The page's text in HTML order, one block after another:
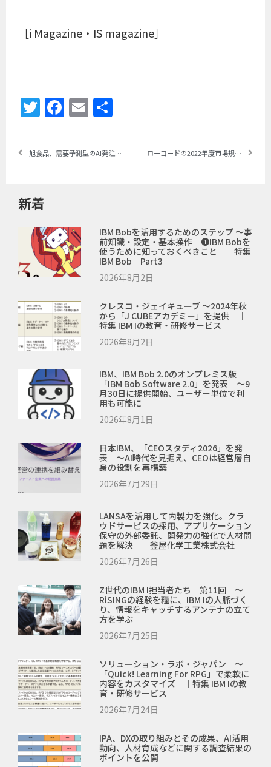
［i Magazine・IS magazine］
Twitter
Facebook
Email
旭食品、需要予測型のAI発注システムを導入し、作業時間を1/8、欠品を約4割、返品を最大約3割削減 ～日立が構築・導入を支援 ローコードの2022年度市場規模は2200億円 ～デロイトトーマツ ミック経済研究所が予測、2025年度までの年平均15％で成長、aPaaSソリューションが牽引
新着
IBM Bobを活用するためのステップ ～事
前知識・設定・基本操作 ❶IBM Bobを
使うために知っておくべきこと ｜特集
IBM Bob Part3
2026年8月2日
クレスコ・ジェイキューブ ～2024年秋
から「J CUBEアカデミー」を提供 ｜
特集 IBM Iの教育・研修サービス
2026年8月2日
IBM、IBM Bob 2.0のオンプレミス版
「IBM Bob Software 2.0」を発表 ～9
月30日に提供開始、ユーザー単位で利
用も可能に
2026年8月1日
日本IBM、「CEOスタディ2026」を発
表 ～AI時代を見据え、CEOは経営層自
身の役割を再構築
2026年7月29日
LANSAを活用して内製力を強化。クラ
ウドサービスの採用、アプリケーション
保守の外部委託、開発力の強化で人材問
題を解決 ｜釜屋化学工業株式会社
2026年7月26日
Z世代のIBM I担当者たち 第11回 ～
RiSINGの経験を糧に、IBM Iの人脈づく
り、情報をキャッチするアンテナの立て
方を学ぶ
2026年7月25日
ソリューション・ラボ・ジャパン ～
「Quick! Learning For RPG」で柔軟に
内容をカスタマイズ ｜特集 IBM Iの教
育・研修サービス
2026年7月24日
IPA、DXの取り組みとその成果、AI活用
動向、人材育成などに関する調査結果の
ポイントを公開